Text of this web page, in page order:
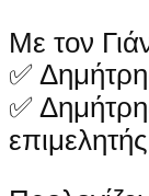
Με τον
✅
✅